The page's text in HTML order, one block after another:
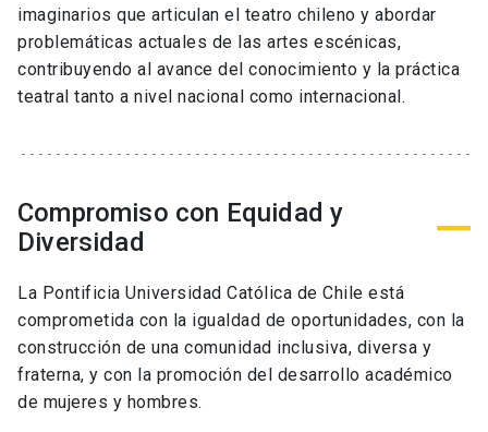
imaginarios que articulan el teatro chileno y abordar
problemáticas actuales de las artes escénicas,
contribuyendo al avance del conocimiento y la práctica
teatral tanto a nivel nacional como internacional.
Compromiso con Equidad y
Diversidad
La Pontificia Universidad Católica de Chile está
comprometida con la igualdad de oportunidades, con la
construcción de una comunidad inclusiva, diversa y
fraterna, y con la promoción del desarrollo académico
de mujeres y hombres.